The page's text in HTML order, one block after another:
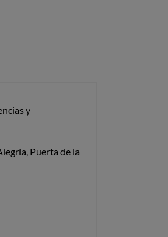
y
Puerta de la